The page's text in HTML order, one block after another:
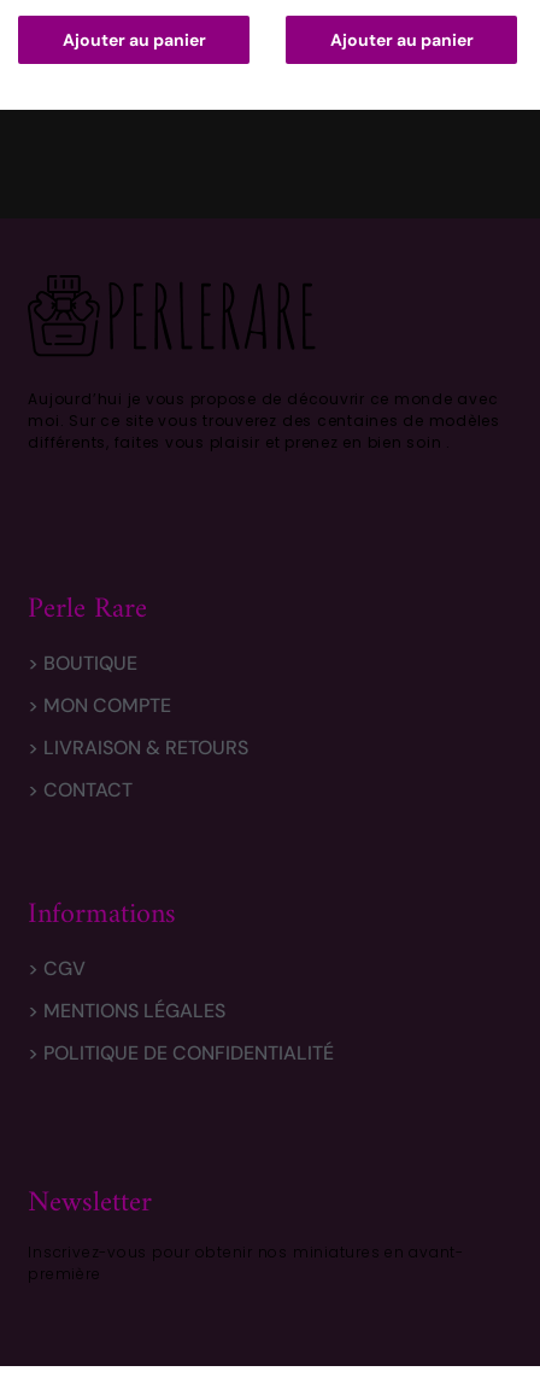
Ajouter au panier Ajouter au panier
Aujourd’hui je vous propose de découvrir ce monde avec
moi. Sur ce site vous trouverez des centaines de modèles
différents, faites vous plaisir et prenez en bien soin .
Perle Rare
> BOUTIQUE
> MON COMPTE
> LIVRAISON & RETOURS
> CONTACT
Informations
> CGV
> MENTIONS LÉGALES
> POLITIQUE DE CONFIDENTIALITÉ
Newsletter
Inscrivez-vous pour obtenir nos miniatures en avant-
première